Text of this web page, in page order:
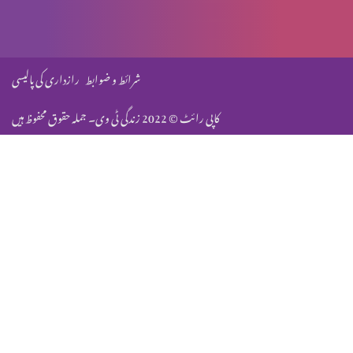
گفتگو جستگوِ (حصہ 3)کاپی رائٹ © 2022 زندگی ٹی وی۔ جملہ حقوق محفوظ ہیں
شرائط و ضوابط رازداری کی پالیسی